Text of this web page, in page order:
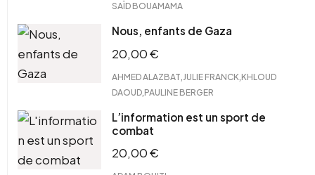
SAÏD BOUAMAMA
Nous, enfants de Gaza
20,00€
AHMED ALAZBAT JULIE FRANCK KHLOUD
DAOUD PAULINE BERGER
L’information est un sport de
combat
20,00€